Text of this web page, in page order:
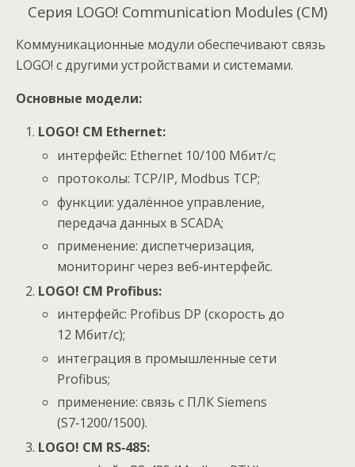
Серия LOGO! Communication Modules (CM)
Коммуникационные модули обеспечивают связь
LOGO! с другими устройствами и системами.
Основные модели:
LOGO! CM Ethernet:
интерфейс: Ethernet 10/100 Мбит/с;
протоколы: TCP/IP, Modbus TCP;
функции: удалённое управление,
передача данных в SCADA;
применение: диспетчеризация,
мониторинг через веб‑интерфейс.
LOGO! CM Profibus:
интерфейс: Profibus DP (скорость до
12 Мбит/с);
интеграция в промышленные сети
Profibus;
применение: связь с ПЛК Siemens
(S7‑1200/1500).
LOGO! CM RS‑485: